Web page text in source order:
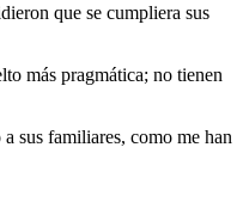
que se cumpliera sus
más pragmática; no tienen
sus familiares, como me han